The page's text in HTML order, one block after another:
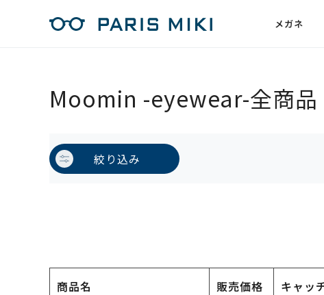
メガネ
Moomin -eyewear-全商品
絞り込み
商品名 販売価格 キャッ